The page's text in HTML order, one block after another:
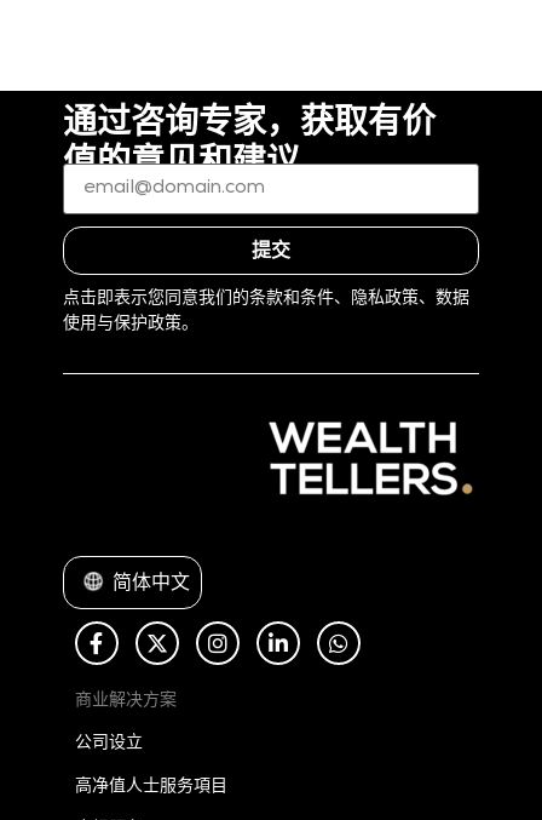
通过咨询专家，获取有价
值的意见和建议
电
*
(Required)
提交
点击即表示您同意我们的条款和条件、隐私政策、数据
使用与保护政策。
简体中文
商业解决方案
公司设立
高净值人士服务項目